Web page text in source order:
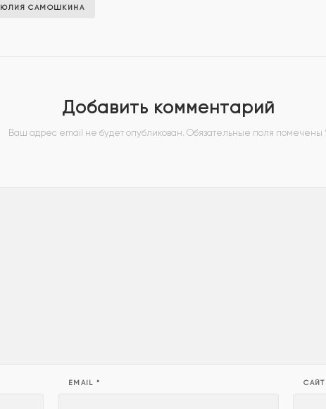
ЮЛИЯ САМОШКИНА
Добавить комментарий
Ваш адрес email не будет опубликован. Обязательные поля помечены
EMAIL* САЙТ